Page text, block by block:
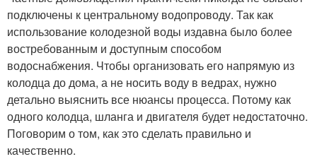
подключены к центральному водопроводу. Так как
использование колодезной воды издавна было более
востребованным и доступным способом
водоснабжения. Чтобы организовать его напрямую из
колодца до дома, а не носить воду в ведрах, нужно
детально выяснить все нюансы процесса. Потому как
одного колодца, шланга и двигателя будет недостаточно.
Поговорим о том, как это сделать правильно и
качественно.